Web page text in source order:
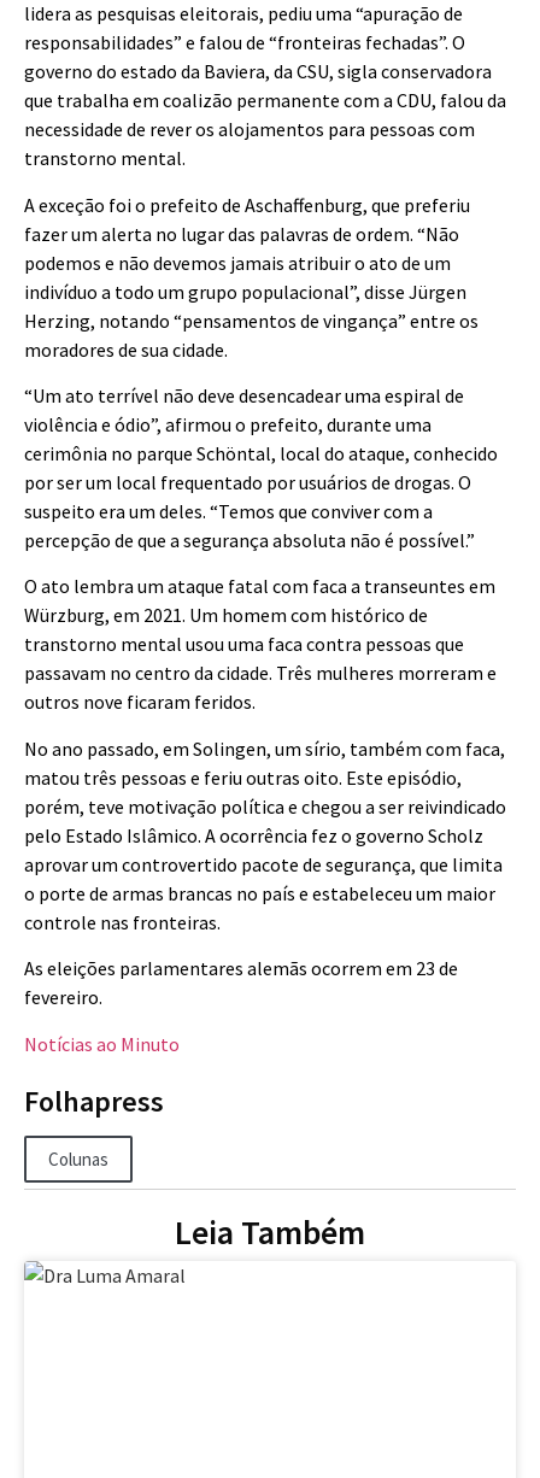
lidera as pesquisas eleitorais, pediu uma “apuração de
responsabilidades” e falou de “fronteiras fechadas”. O
governo do estado da Baviera, da CSU, sigla conservadora
que trabalha em coalizão permanente com a CDU, falou da
necessidade de rever os alojamentos para pessoas com
transtorno mental.
A exceção foi o prefeito de Aschaffenburg, que preferiu
fazer um alerta no lugar das palavras de ordem. “Não
podemos e não devemos jamais atribuir o ato de um
indivíduo a todo um grupo populacional”, disse Jürgen
Herzing, notando “pensamentos de vingança” entre os
moradores de sua cidade.
“Um ato terrível não deve desencadear uma espiral de
violência e ódio”, afirmou o prefeito, durante uma
cerimônia no parque Schöntal, local do ataque, conhecido
por ser um local frequentado por usuários de drogas. O
suspeito era um deles. “Temos que conviver com a
percepção de que a segurança absoluta não é possível.”
O ato lembra um ataque fatal com faca a transeuntes em
Würzburg, em 2021. Um homem com histórico de
transtorno mental usou uma faca contra pessoas que
passavam no centro da cidade. Três mulheres morreram e
outros nove ficaram feridos.
No ano passado, em Solingen, um sírio, também com faca,
matou três pessoas e feriu outras oito. Este episódio,
porém, teve motivação política e chegou a ser reivindicado
pelo Estado Islâmico. A ocorrência fez o governo Scholz
aprovar um controvertido pacote de segurança, que limita
o porte de armas brancas no país e estabeleceu um maior
controle nas fronteiras.
As eleições parlamentares alemãs ocorrem em 23 de
fevereiro.
Notícias ao Minuto
Folhapress
Colunas
Leia Também